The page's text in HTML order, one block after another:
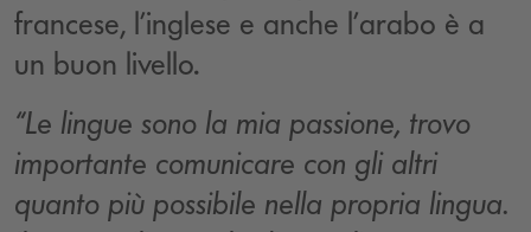
francese, l’inglese e anche l’arabo è a
un buon livello.
“Le lingue sono la mia passione, trovo
importante comunicare con gli altri
quanto più possibile nella propria lingua.